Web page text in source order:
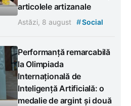
articolele artizanale
Astăzi, 8 august #Social
Performanță remarcabilă
la Olimpiada
Internațională de
Inteligență Artificială: o
medalie de argint și două